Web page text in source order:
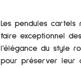
Les pendules
faire exceptionnel
l'élégance du style
pour préserver leur